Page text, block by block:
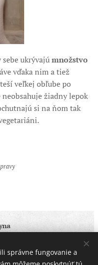
ukrývajúmnožstvo
vďaka nim a tiež
veľkej obľube po
žiadny lepok
si na ňom tak
správne fungovanie a